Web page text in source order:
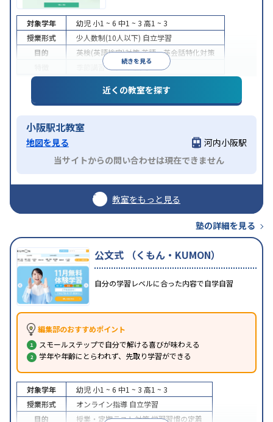
続きを見る
対象学年 幼児 小1 ~ 6 中1 ~ 3 高1 ~ 3
授業形式
少人数制(10人以下) 自立学習
目的
英検(英語検定)対策英語・英会話特化対策
季節講習のみの受講可
近くの教室を探す
小阪駅北教室
地図を見る
河内小阪駅
当サイトからの問い合わせは現在できません
教室をもっと見る
塾の詳細を見る
公文式 （くもん・KUMON）
自分の学習レベルに合った内容で自学自習
編集部のおすすめポイント
スモールステップで自分で解ける喜びが味わえる
学年や年齢にとらわれず、先取り学習ができる
対象学年 幼児 小1 ~ 6 中1 ~ 3 高1 ~ 3
授業形式
オンライン指導 自立学習
目的
授業・定期テスト対策学習習慣の定着